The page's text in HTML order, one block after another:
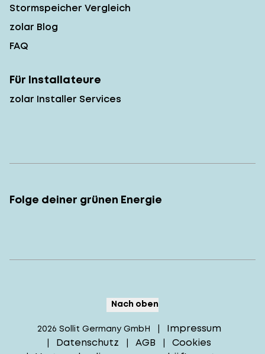
Stormspeicher Vergleich
zolar Blog
FAQ
Für Installateure
zolar Installer Services
Folge deiner grünen Energie
Nach oben
2026 Sollit Germany GmbH | Impressum
| Datenschutz | AGB | Cookies